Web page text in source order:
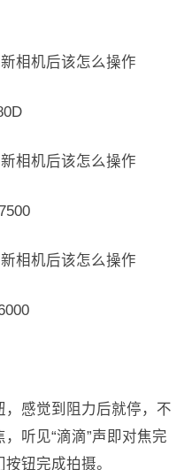
感觉到阻力后就停，不
听见“滴滴”声即对焦完
钮完成拍摄。